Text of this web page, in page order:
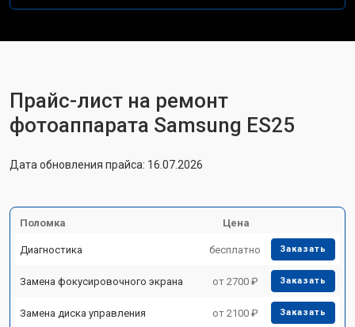
Прайс-лист на ремонт
фотоаппарата Samsung ES25
Дата обновления прайса: 16.07.2026
Поломка Цена
Диагностика бесплатно Заказать
Замена фокусировочного экрана от 2700 ₽ Заказать
Замена диска управления от 2100 ₽ Заказать